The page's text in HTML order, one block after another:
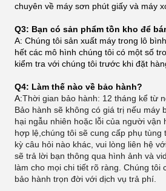
chuyên về máy sơn phút giấy và máy
Q3: Bạn có sản phẩm tồn kho để
A: Chúng tôi sản xuất máy trong lô
hết các mô hình chúng tôi có một số
kiểm tra với chúng tôi trước khi đặt
Q4: Làm thế nào về bảo hành?
A:Thời gian bảo hành: 12 tháng kể từ
Bảo hành sẽ không có giá trị nếu máy
hại ngẫu nhiên hoặc lỗi của người vận
hợp lệ,chúng tôi sẽ cung cấp phụ tùng
kỳ câu hỏi nào khác, vui lòng liên hệ
sẽ trả lời bạn thông qua hình ảnh và
làm cho mọi chi tiết rõ ràng. Chúng tôi
bảo hành trọn đời với dịch vụ trả phí.